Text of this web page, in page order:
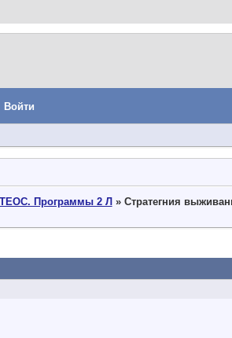
Войти
ТЕОС. Программы 2 Л » Стратегния